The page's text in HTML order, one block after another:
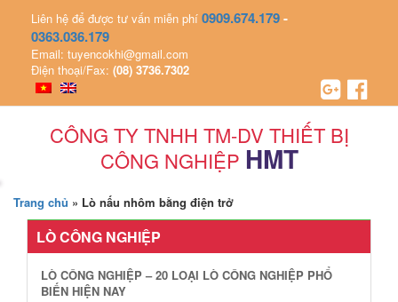
Liên hệ để được tư vấn miễn phí 0909.674.179-
0363.036.179
Email: tuyencokhi@gmail.com
Điện thoại/Fax: (08) 3736.7302
CÔNG TY TNHH TM-DV THIẾT BỊ
CÔNG NGHIỆP HMT
Trang chủ » Lò nấu nhôm bằng điện trở
LÒ CÔNG NGHIỆP
LÒ CÔNG NGHIỆP – 20 LOẠI LÒ CÔNG NGHIỆP PHỔ
BIẾN HIỆN NAY